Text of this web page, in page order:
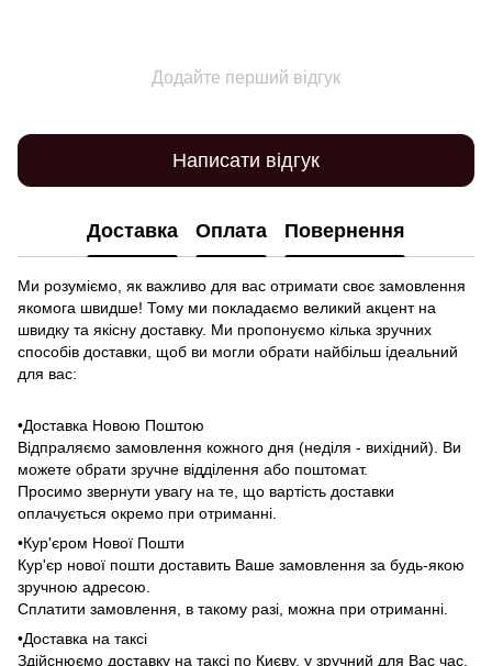
Додайте перший відгук
Написати відгук
Доставка Оплата Повернення
Ми розуміємо, як важливо для вас отримати своє замовлення
якомога швидше! Тому ми покладаємо великий акцент на
швидку та якісну доставку. Ми пропонуємо кілька зручних
способів доставки, щоб ви могли обрати найбільш ідеальний
для вас:
•Доставка Новою Поштою
Відпраляємо замовлення кожного дня (неділя - вихідний). Ви
можете обрати зручне відділення або поштомат.
Просимо звернути увагу на те, що вартість доставки
оплачується окремо при отриманні.
•Кур'єром Нової Пошти
Кур'єр нової пошти доставить Ваше замовлення за будь-якою
зручною адресою.
Сплатити замовлення, в такому разі, можна при отриманні.
•Доставка на таксі
Здійснюємо доставку на таксі по Києву, у зручний для Вас час,